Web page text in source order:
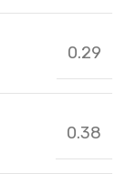
0.29
0.38